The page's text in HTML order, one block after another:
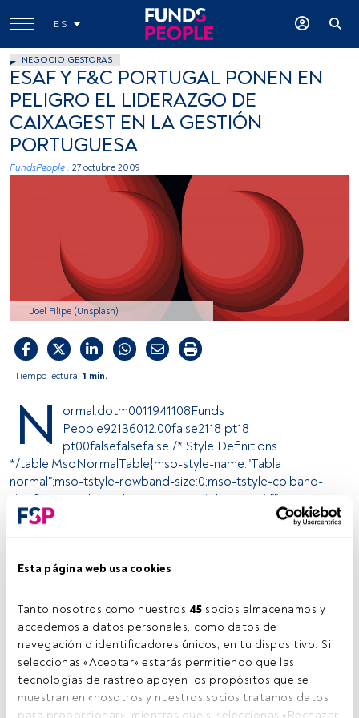
Esta página web usa cookies
Tanto nosotros como nuestros 45 socios almacenamos y
accedemos a datos personales, como datos de
navegación o identificadores únicos, en tu dispositivo. Si
seleccionas «Aceptar» estarás permitiendo que las
tecnologías de rastreo apoyen los propósitos que se
muestran en «nosotros y nuestros socios tratamos datos
para proporcionar», mientras que si seleccionas «Rechazar
ES
NEGOCIO GESTORAS
ESAF Y F&C PORTUGAL PONEN EN
PELIGRO EL LIDERAZGO DE
CAIXAGEST EN LA GESTIÓN
PORTUGUESA
FundsPeople . 27 octubre 2009
Joel Filipe (Unsplash)
Tiempo lectura: 1 min.
N
ormal.dotm0011941108Funds
People92136012.00false2118 pt18
pt00falsefalsefalse /* Style Definitions
*/table.MsoNormalTable{mso-style-name:"Tabla
normal";mso-tstyle-rowband-size:0;mso-tstyle-colband-
size:0;mso-style-noshow:yes;mso-style-parent:"";mso-
padding-alt:0cm 5.4pt 0cm 5.4pt;mso-para-
family:"Times New Roman";mso-ascii-font-
fareast-font-family:"Times New Roman";mso-fareast-
theme-font:minor-fareast;mso-hansi-font-
family:Cambria;mso-hansi-theme-font:minor-latin;mso-bidi-
font-family:"Times New Roman";mso-bidi-theme-
font:minor-bidi;} Esaf dentro del negocio de fondos
mobiliarios y F&C Portugal en la actividad de gestión de
carteras han reducido a menos de 250 millones de euros la